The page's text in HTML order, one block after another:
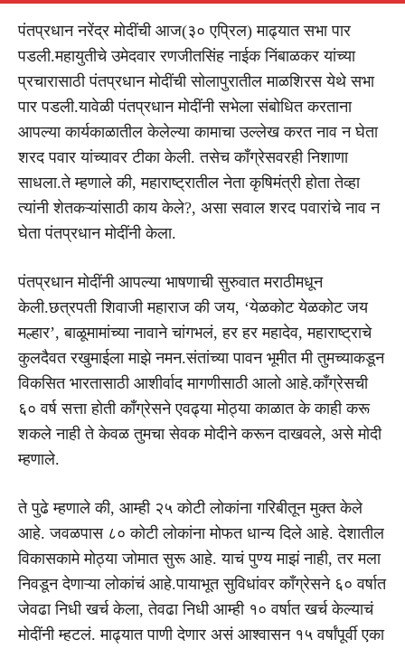
पंतप्रधान नरेंद्र मोदींची आज(३० एप्रिल) माढ्यात सभा पार
पडली.महायुतीचे उमेदवार रणजीतसिंह नाईक निंबाळकर यांच्या
प्रचारासाठी पंतप्रधान मोदींची सोलापुरातील माळशिरस येथे सभा
पार पडली.यावेळी पंतप्रधान मोदींनी सभेला संबोधित करताना
आपल्या कार्यकाळातील केलेल्या कामाचा उल्लेख करत नाव न घेता
शरद पवार यांच्यावर टीका केली. तसेच काँग्रेसवरही निशाणा
साधला.ते म्हणाले की, महाराष्ट्रातील नेता कृषिमंत्री होता तेव्हा
त्यांनी शेतकऱ्यांसाठी काय केले?, असा सवाल शरद पवारांचे नाव न
घेता पंतप्रधान मोदींनी केला.
पंतप्रधान मोदींनी आपल्या भाषणाची सुरुवात मराठीमधून
केली.छत्रपती शिवाजी महाराज की जय, ‘येळकोट येळकोट जय
मल्हार’, बाळूमामांच्या नावाने चांगभलं, हर हर महादेव, महाराष्ट्राचे
कुलदैवत रखुमाईला माझे नमन.संतांच्या पावन भूमीत मी तुमच्याकडून
विकसित भारतासाठी आशीर्वाद मागणीसाठी आलो आहे.काँग्रेसची
६० वर्ष सत्ता होती काँग्रेसने एवढ्या मोठ्या काळात के काही करू
शकले नाही ते केवळ तुमचा सेवक मोदीने करून दाखवले, असे मोदी
म्हणाले.
ते पुढे म्हणाले की, आम्ही २५ कोटी लोकांना गरिबीतून मुक्त केले
आहे. जवळपास ८० कोटी लोकांना मोफत धान्य दिले आहे. देशातील
विकासकामे मोठ्या जोमात सुरू आहे. याचं पुण्य माझं नाही, तर मला
निवडून देणाऱ्या लोकांचं आहे.पायाभूत सुविधांवर काँग्रेसने ६० वर्षात
जेवढा निधी खर्च केला, तेवढा निधी आम्ही १० वर्षात खर्च केल्याचं
मोदींनी म्हटलं. माढ्यात पाणी देणार असं आश्वासन १५ वर्षांपूर्वी एका